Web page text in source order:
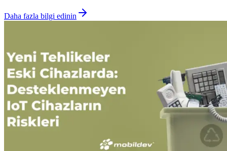
Daha fazla bilgi edinin